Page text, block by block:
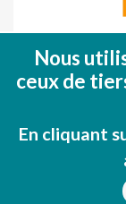
Fondo
(FEDER)
Una
Nous
ceux de
En cliquant